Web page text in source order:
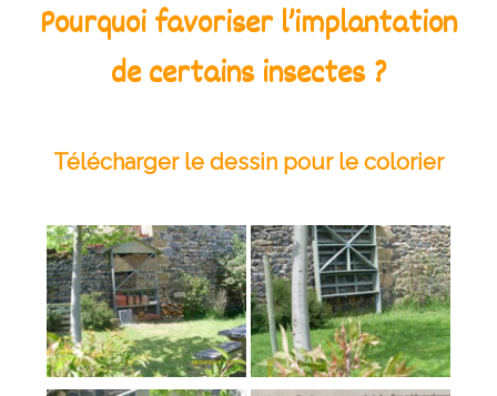
Pourquoi favoriser l’implantation
de certains insectes ?
Télécharger le dessin pour le colorier